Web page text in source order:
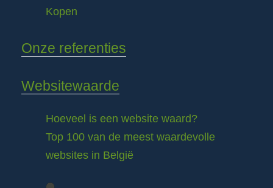
Kopen
Onze referenties
Websitewaarde
Hoeveel is een website waard?
Top 100 van de meest waardevolle
websites in België